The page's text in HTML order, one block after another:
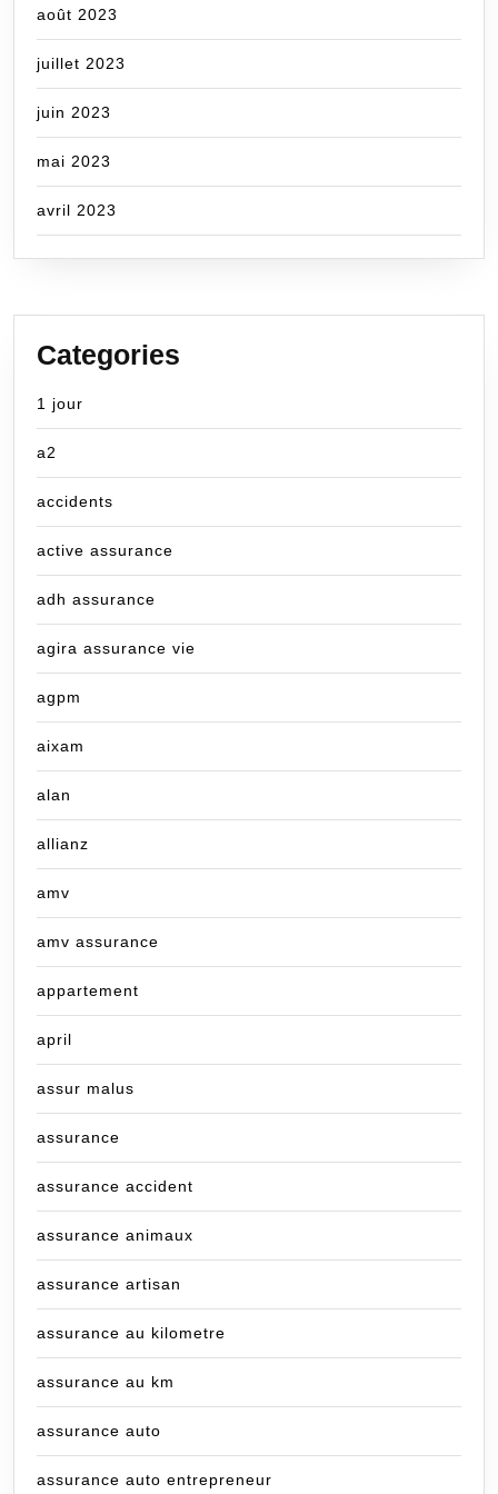
août 2023
juillet 2023
juin 2023
mai 2023
avril 2023
Categories
1 jour
a2
accidents
active assurance
adh assurance
agira assurance vie
agpm
aixam
alan
allianz
amv
amv assurance
appartement
april
assur malus
assurance
assurance accident
assurance animaux
assurance artisan
assurance au kilometre
assurance au km
assurance auto
assurance auto entrepreneur